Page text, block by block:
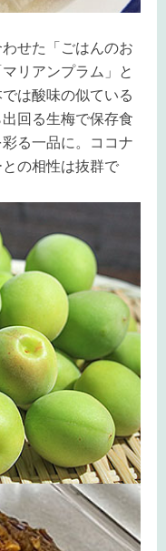
せた「ごはんのお
リアンプラム」と
は酸味の似ている
回る生梅で保存食
る一品に。ココナ
の相性は抜群で